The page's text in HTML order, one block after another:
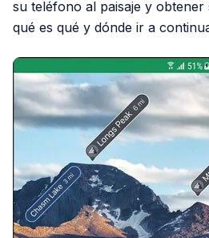
su teléfono al paisaje y obtener
qué es qué y dónde ir a